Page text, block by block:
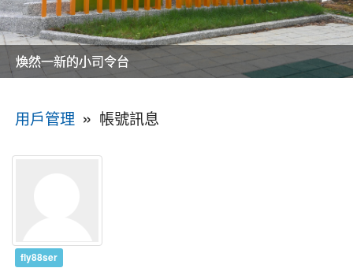
美麗的操場是我們活力的來源
美麗的操場是我們活力的來源
煥然一新的小司令台
煥然一新的小司令台
富含桃園埤塘田園風光意象的中廊
富含桃園埤塘田園風光意象的中廊
嶄新的中庭廣場
嶄新的中庭廣場
水生池生生不息
水生池生生不息
用戶管理 » 帳號訊息
fly88ser